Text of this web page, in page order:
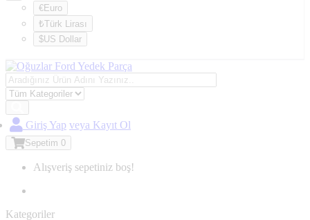
€Euro
₺Türk Lirası
$US Dollar
Giriş Yap veya Kayıt Ol
Sepetim 0
Alışveriş sepetiniz boş!
Kategoriler